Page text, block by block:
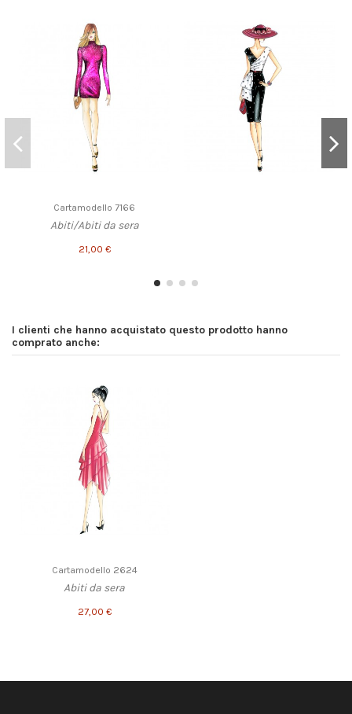
Cartamodello 7166
Abiti/Abiti da sera
21,00 €
I clienti che hanno acquistato questo prodotto hanno
comprato anche:
Cartamodello 2624
Abiti da sera
27,00 €